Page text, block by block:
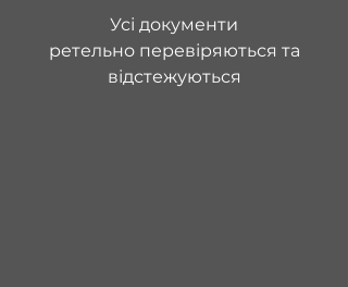
Усі документи
ретельно перевіряються та
відстежуються